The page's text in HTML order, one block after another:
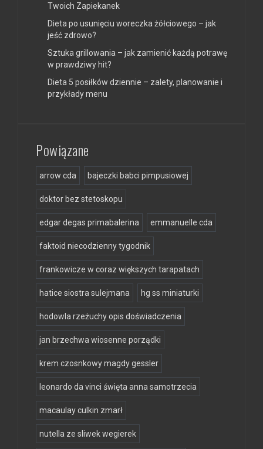
Twoich Zapiekanek
Dieta po usunięciu woreczka żółciowego – jak
jeść zdrowo?
Sztuka grillowania – jak zamienić każdą potrawę
w prawdziwy hit?
Dieta 5 posiłków dziennie – zalety, planowanie i
przykłady menu
Powiązane
arrow cda bajeczki babci pimpusiowej
doktor bez stetoskopu
edgar degas primabalerina emmanuelle cda
faktoid niecodzienny tygodnik
frankowicze w coraz większych tarapatach
hatice siostra sulejmana hg ss miniaturki
hodowla rzeżuchy opis doświadczenia
jan brzechwa wiosenne porządki
krem czosnkowy magdy gessler
leonardo da vinci święta anna samotrzecia
macaulay culkin zmarł
nutella ze sliwek wegierek